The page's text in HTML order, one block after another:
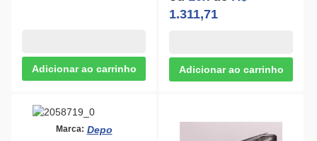
1.311,71
Produto compatível com:
Farol Principal Direito Lr